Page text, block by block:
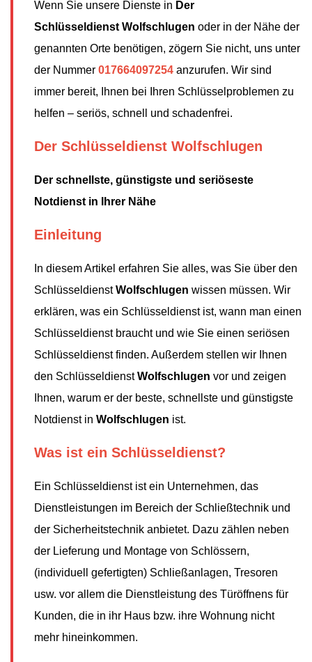
Wenn Sie unsere Dienste in Der
Schlüsseldienst Wolfschlugen oder in der Nähe der
genannten Orte benötigen, zögern Sie nicht, uns unter
der Nummer 017664097254 anzurufen. Wir sind
immer bereit, Ihnen bei Ihren Schlüsselproblemen zu
helfen – seriös, schnell und schadenfrei.
Der Schlüsseldienst Wolfschlugen
Der schnellste, günstigste und seriöseste
Notdienst in Ihrer Nähe
Einleitung
In diesem Artikel erfahren Sie alles, was Sie über den
SchlüsseldienstWolfschlugen wissen müssen. Wir
erklären, was ein Schlüsseldienst ist, wann man einen
Schlüsseldienst braucht und wie Sie einen seriösen
Schlüsseldienst finden. Außerdem stellen wir Ihnen
den SchlüsseldienstWolfschlugen vor und zeigen
Ihnen, warum er der beste, schnellste und günstigste
Notdienst in Wolfschlugen ist.
Was ist ein Schlüsseldienst?
Ein Schlüsseldienst ist ein Unternehmen, das
Dienstleistungen im Bereich der Schließtechnik und
der Sicherheitstechnik anbietet. Dazu zählen neben
der Lieferung und Montage von Schlössern,
(individuell gefertigten) Schließanlagen, Tresoren
usw. vor allem die Dienstleistung des Türöffnens für
Kunden, die in ihr Haus bzw. ihre Wohnung nicht
mehr hineinkommen.